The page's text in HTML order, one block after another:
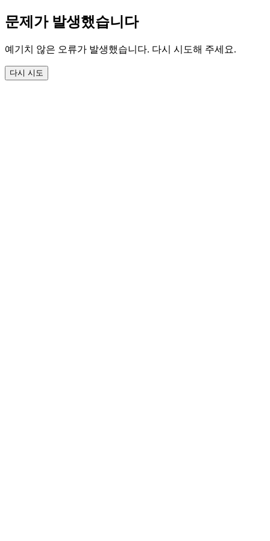
문제가 발생했습니다
예기치 않은 오류가 발생했습니다. 다시 시도해 주세요.
다시 시도